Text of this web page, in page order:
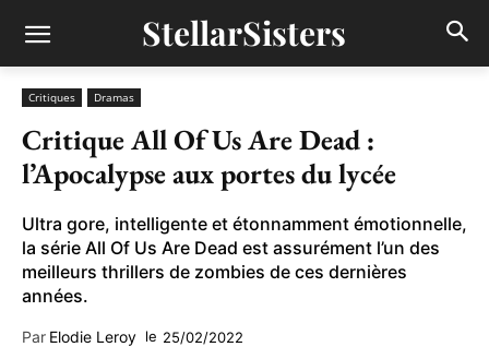
StellarSisters
Critiques Dramas
Critique All Of Us Are Dead :
l’Apocalypse aux portes du lycée
Ultra gore, intelligente et étonnamment émotionnelle,
la série All Of Us Are Dead est assurément l’un des
meilleurs thrillers de zombies de ces dernières
années.
Par Elodie Leroy le 25/02/2022